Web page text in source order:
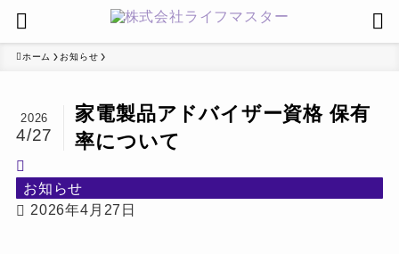
ホーム お知らせ
家電製品アドバイザー資格 保有
率について
2026
4/27
お知らせ
2026年4月27日